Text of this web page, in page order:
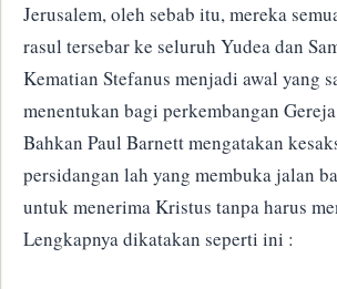
Jerusalem, oleh sebab itu, mereka
rasul tersebar ke seluruh Yudea dan
Kematian Stefanus menjadi awal yang
menentukan bagi perkembangan
Bahkan Paul Barnett mengatakan
persidangan lah yang membuka jalan
untuk menerima Kristus tanpa harus
Lengkapnya dikatakan seperti ini :